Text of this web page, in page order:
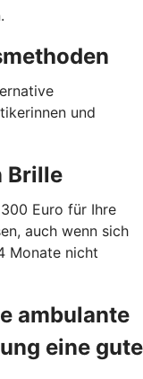
und
Brille
Euro für Ihre
auch wenn sich
Monate nicht
ambulante
eine gute